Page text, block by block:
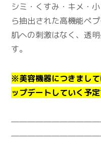
シミ・くすみ・キメ・
ら抽出された高機能ペ
肌への刺激はなく、透
す。
※美容機器につきまし
ップデートしていく予定